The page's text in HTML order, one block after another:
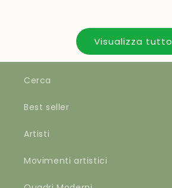
Visualizza tutto
Cerca
Best seller
Artisti
Movimenti artistici